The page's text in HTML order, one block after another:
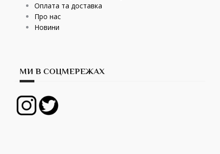
Оплата та доставка
Про нас
Новини
МИ В СОЦМЕРЕЖАХ